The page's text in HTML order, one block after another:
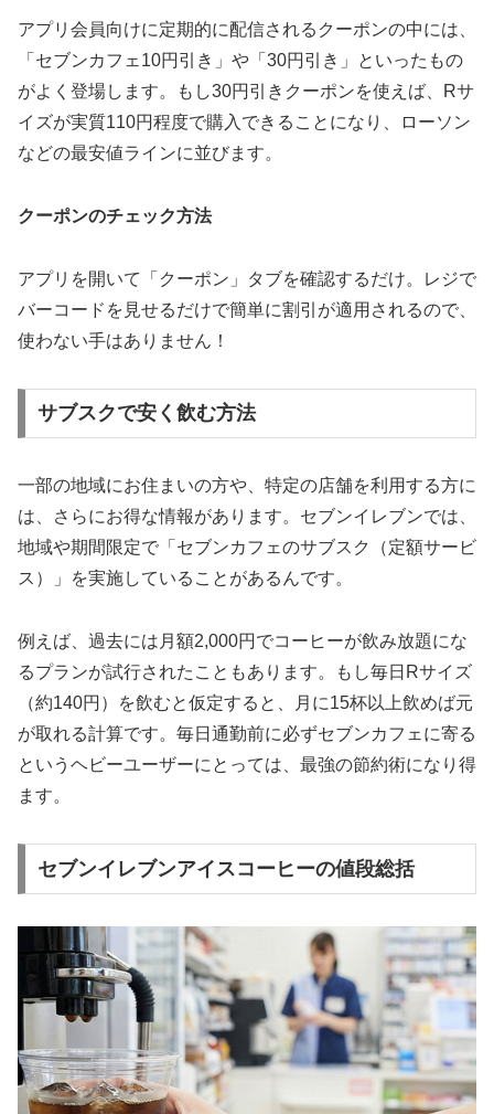
アプリ会員向けに定期的に配信されるクーポンの中には、
「セブンカフェ10円引き」や「30円引き」といったもの
がよく登場します。もし30円引きクーポンを使えば、Rサ
イズが実質110円程度で購入できることになり、ローソン
などの最安値ラインに並びます。
クーポンのチェック方法
アプリを開いて「クーポン」タブを確認するだけ。レジで
バーコードを見せるだけで簡単に割引が適用されるので、
使わない手はありません！
サブスクで安く飲む方法
一部の地域にお住まいの方や、特定の店舗を利用する方に
は、さらにお得な情報があります。セブンイレブンでは、
地域や期間限定で「セブンカフェのサブスク（定額サービ
ス）」を実施していることがあるんです。
例えば、過去には月額2,000円でコーヒーが飲み放題にな
るプランが試行されたこともあります。もし毎日Rサイズ
（約140円）を飲むと仮定すると、月に15杯以上飲めば元
が取れる計算です。毎日通勤前に必ずセブンカフェに寄る
という ヘビーユーザーにとっては、最強の節約術になり得
ます。
セブンイレブンアイスコーヒーの値段総括